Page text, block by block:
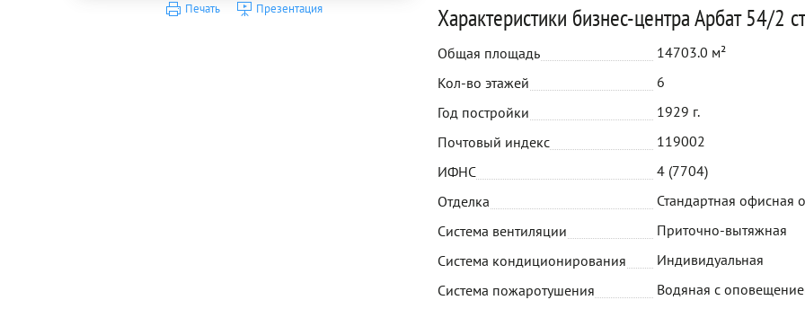
Печать Презентация Характеристики бизнес-центра Арбат 54/2
Общая площадь
14703.0 м²
Кол-во этажей
6
Год постройки
1929 г.
Почтовый индекс
119002
ИФНС
4 (7704)
Отделка
Стандартная офисная
Система вентиляции
Приточно-вытяжная
Система кондиционирования
Индивидуальная
Система пожаротушения
Водяная с